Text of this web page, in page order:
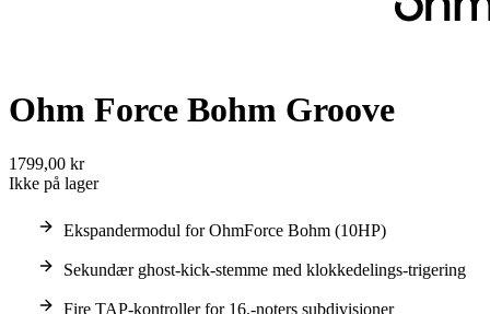
Ohm Force Bohm Groove
1799,00 kr
Ikke på lager
Ekspandermodul for OhmForce Bohm (10HP)
Sekundær ghost-kick-stemme med klokkedelings-trigering
Fire TAP-kontroller for 16.-noters subdivisjoner